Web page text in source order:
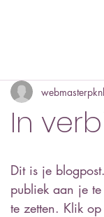
In
Dit is je
publiek aan je
te zetten. Klik